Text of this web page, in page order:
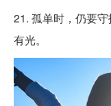
21. 孤单时，仍要
有光。